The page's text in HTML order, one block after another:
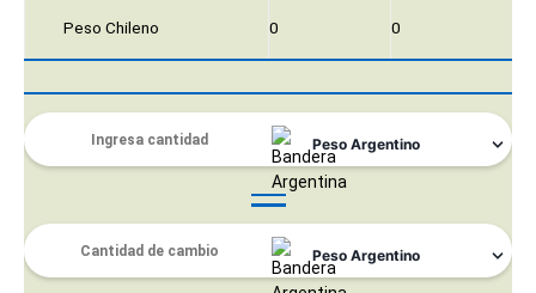
Peso Chileno 0 0